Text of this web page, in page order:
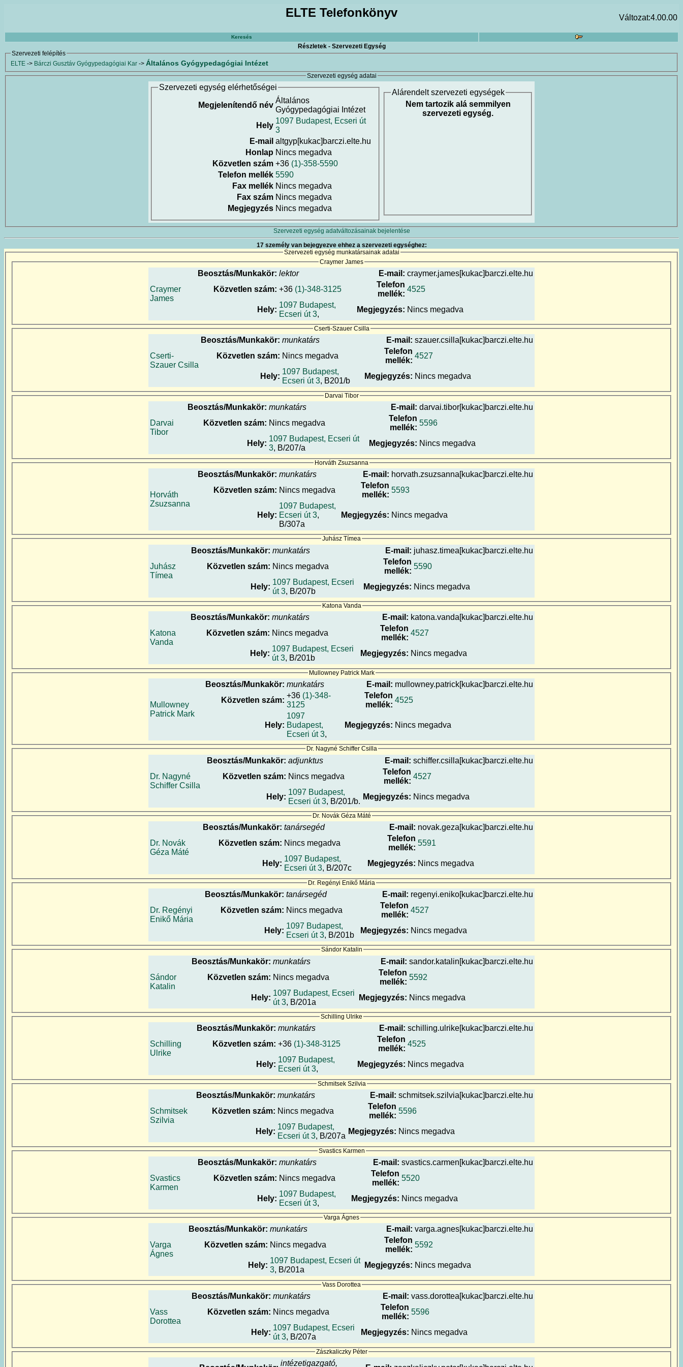
ELTE Telefonkönyv Változat:4.00.00
Keresés
Részletek - Szervezeti Egység
Szervezeti felépítés
ELTE -> Bárczi Gusztáv Gyógypedagógiai Kar -> Általános Gyógypedagógiai Intézet
Szervezeti egység adatai
Szervezeti egység elérhetőségei
Megjelenítendő név
Általános
Gyógypedagógiai Intézet
Hely
1097 Budapest, Ecseri út
3
E-mail altgyp[kukac]barczi.elte.hu
Honlap Nincs megadva
Közvetlen szám +36 (1)-358-5590
Telefon mellék 5590
Fax mellék Nincs megadva
Fax szám Nincs megadva
Megjegyzés Nincs megadva
Alárendelt szervezeti egységek
Nem tartozik alá semmilyen
szervezeti egység.
Szervezeti egység adatváltozásainak bejelentése
17 személy van bejegyezve ehhez a szervezeti egységhez:
Szervezeti egység munkatársainak adatai
Craymer James
Craymer
James
Beosztás/Munkakör: lektor E-mail: craymer.james[kukac]barczi.elte.hu
Közvetlen szám: +36 (1)-348-3125
Telefon
mellék:
4525
Hely:
1097 Budapest,
Ecseri út 3,
Megjegyzés: Nincs megadva
Cserti-Szauer Csilla
Cserti-
Szauer Csilla
Beosztás/Munkakör: munkatárs E-mail: szauer.csilla[kukac]barczi.elte.hu
Közvetlen szám: Nincs megadva
Telefon
mellék:
4527
Hely:
1097 Budapest,
Ecseri út 3, B201/b
Megjegyzés: Nincs megadva
Darvai Tibor
Darvai
Tibor
Beosztás/Munkakör: munkatárs E-mail: darvai.tibor[kukac]barczi.elte.hu
Közvetlen szám: Nincs megadva
Telefon
mellék:
5596
Hely:
1097 Budapest, Ecseri út
3, B/207/a
Megjegyzés: Nincs megadva
Horváth Zsuzsanna
Horváth
Zsuzsanna
Beosztás/Munkakör: munkatárs E-mail: horvath.zsuzsanna[kukac]barczi.elte.hu
Közvetlen szám: Nincs megadva
Telefon
mellék:
5593
Hely:
1097 Budapest,
Ecseri út 3,
B/307a
Megjegyzés: Nincs megadva
Juhász Tímea
Juhász
Tímea
Beosztás/Munkakör: munkatárs E-mail: juhasz.timea[kukac]barczi.elte.hu
Közvetlen szám: Nincs megadva
Telefon
mellék:
5590
Hely:
1097 Budapest, Ecseri
út 3, B/207b
Megjegyzés: Nincs megadva
Katona Vanda
Katona
Vanda
Beosztás/Munkakör: munkatárs E-mail: katona.vanda[kukac]barczi.elte.hu
Közvetlen szám: Nincs megadva
Telefon
mellék:
4527
Hely:
1097 Budapest, Ecseri
út 3, B/201b
Megjegyzés: Nincs megadva
Mullowney Patrick Mark
Mullowney
Patrick Mark
Beosztás/Munkakör: munkatárs E-mail: mullowney.patrick[kukac]barczi.elte.hu
Közvetlen szám:
+36 (1)-348-
3125
Telefon
mellék:
4525
Hely:
1097
Budapest,
Ecseri út 3,
Megjegyzés: Nincs megadva
Dr. Nagyné Schiffer Csilla
Dr. Nagyné
Schiffer Csilla
Beosztás/Munkakör: adjunktus E-mail: schiffer.csilla[kukac]barczi.elte.hu
Közvetlen szám: Nincs megadva
Telefon
mellék:
4527
Hely:
1097 Budapest,
Ecseri út 3, B/201/b.
Megjegyzés: Nincs megadva
Dr. Novák Géza Máté
Dr. Novák
Géza Máté
Beosztás/Munkakör: tanársegéd E-mail: novak.geza[kukac]barczi.elte.hu
Közvetlen szám: Nincs megadva
Telefon
mellék:
5591
Hely:
1097 Budapest,
Ecseri út 3, B/207c
Megjegyzés: Nincs megadva
Dr. Regényi Enikő Mária
Dr. Regényi
Enikő Mária
Beosztás/Munkakör: tanársegéd E-mail: regenyi.eniko[kukac]barczi.elte.hu
Közvetlen szám: Nincs megadva
Telefon
mellék:
4527
Hely:
1097 Budapest,
Ecseri út 3, B/201b
Megjegyzés: Nincs megadva
Sándor Katalin
Sándor
Katalin
Beosztás/Munkakör: munkatárs E-mail: sandor.katalin[kukac]barczi.elte.hu
Közvetlen szám: Nincs megadva
Telefon
mellék:
5592
Hely:
1097 Budapest, Ecseri
út 3, B/201a
Megjegyzés: Nincs megadva
Schilling Ulrike
Schilling
Ulrike
Beosztás/Munkakör: munkatárs E-mail: schilling.ulrike[kukac]barczi.elte.hu
Közvetlen szám: +36 (1)-348-3125
Telefon
mellék:
4525
Hely:
1097 Budapest,
Ecseri út 3,
Megjegyzés: Nincs megadva
Schmitsek Szilvia
Schmitsek
Szilvia
Beosztás/Munkakör: munkatárs E-mail: schmitsek.szilvia[kukac]barczi.elte.hu
Közvetlen szám: Nincs megadva
Telefon
mellék:
5596
Hely:
1097 Budapest,
Ecseri út 3, B/207a
Megjegyzés: Nincs megadva
Svastics Karmen
Svastics
Karmen
Beosztás/Munkakör: munkatárs E-mail: svastics.carmen[kukac]barczi.elte.hu
Közvetlen szám: Nincs megadva
Telefon
mellék:
5520
Hely:
1097 Budapest,
Ecseri út 3,
Megjegyzés: Nincs megadva
Varga Ágnes
Varga
Ágnes
Beosztás/Munkakör: munkatárs E-mail: varga.agnes[kukac]barczi.elte.hu
Közvetlen szám: Nincs megadva
Telefon
mellék:
5592
Hely:
1097 Budapest, Ecseri út
3, B/201a
Megjegyzés: Nincs megadva
Vass Dorottea
Vass
Dorottea
Beosztás/Munkakör: munkatárs E-mail: vass.dorottea[kukac]barczi.elte.hu
Közvetlen szám: Nincs megadva
Telefon
mellék:
5596
Hely:
1097 Budapest, Ecseri
út 3, B/207a
Megjegyzés: Nincs megadva
Zászkaliczky Péter
intézetigazgató,